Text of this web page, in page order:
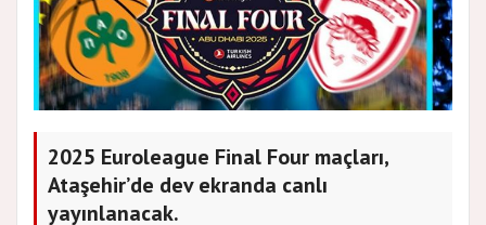
2025 Euroleague Final Four maçları,
Ataşehir’de dev ekranda canlı
yayınlanacak.